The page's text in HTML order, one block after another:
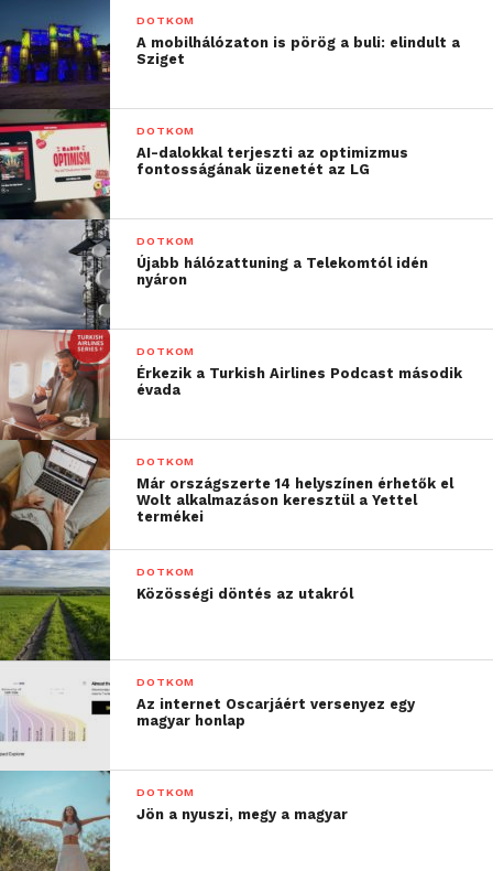
DOTKOM
A mobilhálózaton is pörög a buli: elindult a
Sziget
DOTKOM
AI-dalokkal terjeszti az optimizmus
fontosságának üzenetét az LG
DOTKOM
Újabb hálózattuning a Telekomtól idén
nyáron
DOTKOM
Érkezik a Turkish Airlines Podcast második
évada
DOTKOM
Már országszerte 14 helyszínen érhetők el
Wolt alkalmazáson keresztül a Yettel
termékei
DOTKOM
Közösségi döntés az utakról
DOTKOM
Az internet Oscarjáért versenyez egy
magyar honlap
DOTKOM
Jön a nyuszi, megy a magyar